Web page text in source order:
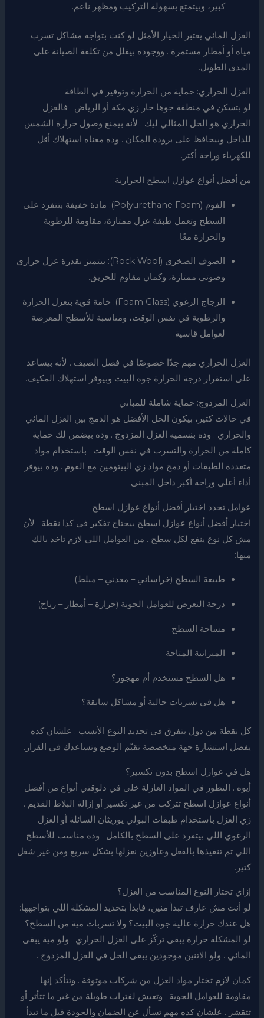
كبير، وبيتمتع بسهولة التركيب ومظهر ناعم.
العزل المائي يعتبر الخيار الأمثل لو كنت بتواجه مشاكل تسرب
مياه أو أمطار مستمرة . ووجوده بيقلل من تكلفة الصيانة على
المدى الطويل.
العزل الحراري: حماية من الحرارة وتوفير في الطاقة
لو بتسكن في منطقة جوها حار زي مكة أو الرياض . فالعزل
الحراري هو الحل المثالي ليك . لأنه بيمنع وصول حرارة الشمس
للداخل وبيحافظ على برودة المكان . وده معناه استهلاك أقل
للكهرباء وراحة أكتر.
من أفضل أنواع عوازل اسطح الحرارية:
الفوم (Polyurethane Foam): مادة خفيفة بتتفرد على
السطح وتعمل طبقة عزل ممتازة، مقاومة للرطوبة
والحرارة معًا.
الصوف الصخري (Rock Wool): بيتميز بقدرة عزل حراري
وصوتي ممتازة، وكمان مقاوم للحريق.
الزجاج الرغوي (Foam Glass): خامة قوية بتعزل الحرارة
والرطوبة في نفس الوقت، ومناسبة للأسطح المعرضة
لعوامل قاسية.
العزل الحراري مهم جدًا خصوصًا في فصل الصيف . لأنه بيساعد
على استقرار درجة الحرارة جوه البيت وبيوفر استهلاك المكيف.
العزل المزدوج: حماية شاملة للمباني
في حالات كتير، بيكون الحل الأفضل هو الدمج بين العزل المائي
والحراري . وده بنسميه العزل المزدوج . وده بيضمن لك حماية
كاملة من الحرارة والتسرب في نفس الوقت . باستخدام مواد
متعددة الطبقات أو دمج مواد زي البيتومين مع الفوم . وده بيوفر
أداء أعلى وراحة أكبر داخل المبنى.
عوامل تحدد اختيار أفضل أنواع عوازل اسطح
اختيار أفضل أنواع عوازل اسطح بيحتاج تفكير في كذا نقطة . لأن
مش كل نوع ينفع لكل سطح . من العوامل اللي لازم تاخد بالك
منها:
طبيعة السطح (خراساني – معدني – مبلط)
درجة التعرض للعوامل الجوية (حرارة – أمطار – رياح)
مساحة السطح
الميزانية المتاحة
هل السطح مستخدم أم مهجور؟
هل في تسربات حالية أو مشاكل سابقة؟
كل نقطة من دول بتفرق في تحديد النوع الأنسب . علشان كده
يفضل استشارة جهة متخصصة تقيّم الوضع وتساعدك في القرار.
هل في عوازل اسطح بدون تكسير؟
أيوه . التطور في المواد العازلة خلى في دلوقتي أنواع من أفضل
أنواع عوازل اسطح تتركب من غير تكسير أو إزالة البلاط القديم .
زي العزل باستخدام طبقات البولي يوريثان السائلة أو العزل
الرغوي اللي بيتفرد على السطح بالكامل . وده مناسب للأسطح
اللي تم تنفيذها بالفعل وعاوزين نعزلها بشكل سريع ومن غير شغل
كتير.
إزاي تختار النوع المناسب من العزل؟
لو أنت مش عارف تبدأ منين، فابدأ بتحديد المشكلة اللي بتواجهها:
هل عندك حرارة عالية جوه البيت؟ ولا تسربات مية من السطح؟
لو المشكلة حرارة يبقى تركّز على العزل الحراري . ولو مية يبقى
المائي . ولو الاتنين موجودين يبقى الحل في العزل المزدوج .
كمان لازم تختار مواد العزل من شركات موثوقة . وتتأكد إنها
مقاومة للعوامل الجوية . وتعيش لفترات طويلة من غير ما تتأثر أو
تتقشر . علشان كده مهم تسأل عن الضمان والجودة قبل ما تبدأ